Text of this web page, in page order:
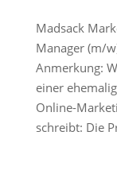
Madsack
Manager (m/
Anmerkung:
einer
Online-
schreibt: Die